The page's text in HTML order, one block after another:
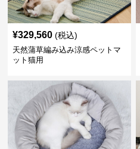
¥329,560 (税込)
天然蒲草編み込み涼感ペットマ
ット猫用